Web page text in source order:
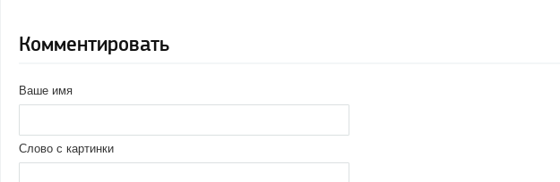
Комментировать
Ваше имя
Слово с картинки